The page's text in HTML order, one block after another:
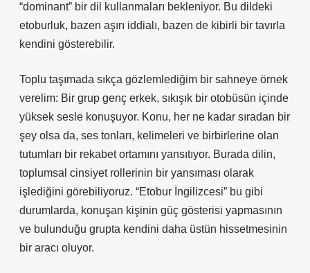
“dominant” bir dil kullanmaları bekleniyor. Bu dildeki
etoburluk, bazen aşırı iddialı, bazen de kibirli bir tavırla
kendini gösterebilir.
Toplu taşımada sıkça gözlemlediğim bir sahneye örnek
verelim: Bir grup genç erkek, sıkışık bir otobüsün içinde
yüksek sesle konuşuyor. Konu, her ne kadar sıradan bir
şey olsa da, ses tonları, kelimeleri ve birbirlerine olan
tutumları bir rekabet ortamını yansıtıyor. Burada dilin,
toplumsal cinsiyet rollerinin bir yansıması olarak
işlediğini görebiliyoruz. “Etobur İngilizcesi” bu gibi
durumlarda, konuşan kişinin güç gösterisi yapmasının
ve bulunduğu grupta kendini daha üstün hissetmesinin
bir aracı oluyor.